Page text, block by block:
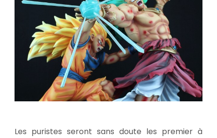
Les puristes seront sans doute les premier à